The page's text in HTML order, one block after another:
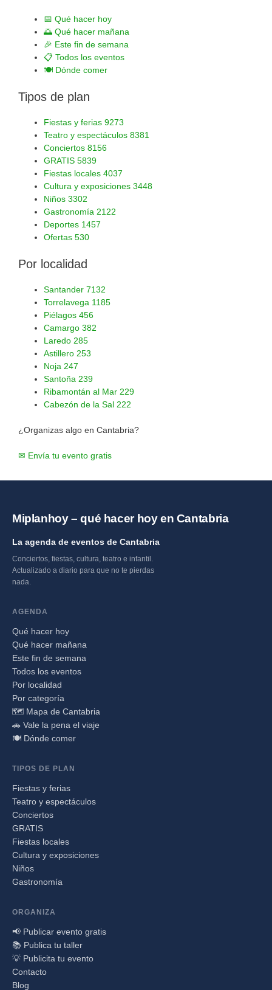
📅 Qué hacer hoy
🌅 Qué hacer mañana
🎉 Este fin de semana
📋 Todos los eventos
🍽️ Dónde comer
Tipos de plan
Fiestas y ferias 9273
Teatro y espectáculos 8381
Conciertos 8156
GRATIS 5839
Fiestas locales 4037
Cultura y exposiciones 3448
Niños 3302
Gastronomía 2122
Deportes 1457
Ofertas 530
Por localidad
Santander 7132
Torrelavega 1185
Piélagos 456
Camargo 382
Laredo 285
Astillero 253
Noja 247
Santoña 239
Ribamontán al Mar 229
Cabezón de la Sal 222
¿Organizas algo en Cantabria?
✉ Envía tu evento gratis
Miplanhoy – qué hacer hoy en Cantabria
La agenda de eventos de Cantabria
Conciertos, fiestas, cultura, teatro e infantil.
Actualizado a diario para que no te pierdas
nada.
AGENDA
Qué hacer hoy
Qué hacer mañana
Este fin de semana
Todos los eventos
Por localidad
Por categoría
🗺️ Mapa de Cantabria
🚗 Vale la pena el viaje
🍽️ Dónde comer
TIPOS DE PLAN
Fiestas y ferias
Teatro y espectáculos
Conciertos
GRATIS
Fiestas locales
Cultura y exposiciones
Niños
Gastronomía
ORGANIZA
📢 Publicar evento gratis
📚 Publica tu taller
💡 Publicita tu evento
Contacto
Blog